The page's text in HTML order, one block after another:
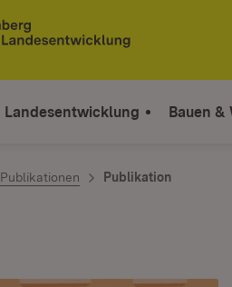
Landesentwicklung Bauen &
Publikationen Publikation